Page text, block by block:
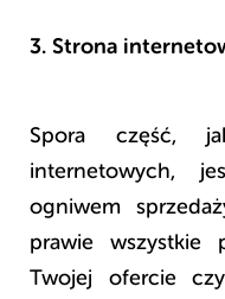
3. Strona
Spora część,
internetowych,
ogniwem
prawie wszystkie
Twojej ofercie